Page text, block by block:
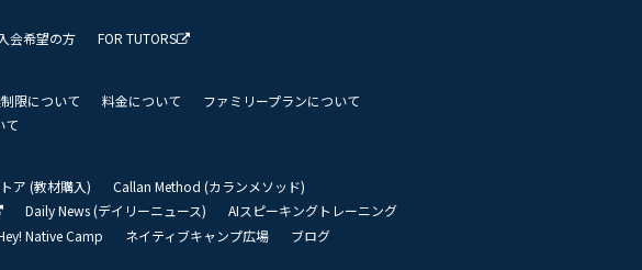
会希望の方 FOR TUTORS
限について 料金について
ファミリープランについて
て
ア (教材購入)
Callan Method (カランメソッド)
Daily News (デイリーニュース)
AIスピーキングトレーニング
Native Camp ネイティブキャンプ広場
ブログ